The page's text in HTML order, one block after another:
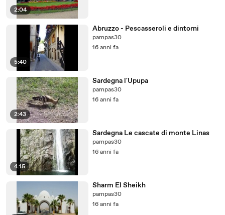
2:04
5:40
Abruzzo - Pescasseroli e dintorni
pampas30
16 anni fa
2:43
Sardegna l'Upupa
pampas30
16 anni fa
4:15
Sardegna Le cascate di monte Linas
pampas30
16 anni fa
Sharm El Sheikh
pampas30
16 anni fa